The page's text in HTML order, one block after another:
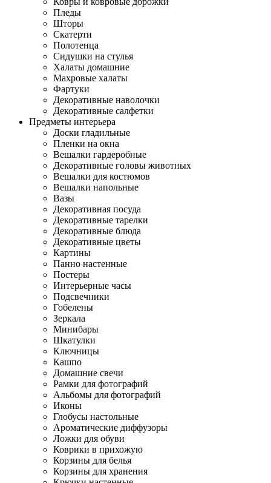
Пледы
Шторы
Скатерти
Полотенца
Сидушки на стулья
Халаты домашние
Махровые халаты
Фартуки
Декоративные наволочки
Декоративные салфетки
Предметы интерьера
Доски гладильные
Пленки на окна
Вешалки гардеробные
Декоративные головы животных
Вешалки для костюмов
Вешалки напольные
Вазы
Декоративная посуда
Декоративные тарелки
Декоративные блюда
Декоративные цветы
Картины
Панно настенные
Постеры
Интерьерные часы
Подсвечники
Гобелены
Зеркала
Минибары
Шкатулки
Ключницы
Кашпо
Домашние свечи
Рамки для фотографий
Альбомы для фотографий
Иконы
Глобусы настольные
Ароматические диффузоры
Ложки для обуви
Коврики в прихожую
Корзины для белья
Корзины для хранения